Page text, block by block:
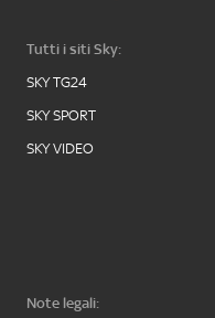
Tutti i siti Sky:
SKY TG24
SKY SPORT
SKY VIDEO
Note legali: